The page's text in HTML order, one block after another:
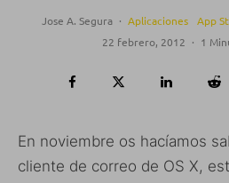
Jose A. Segura · Aplicaciones App
22 febrero, 2012 · 1
En noviembre os hacíamos
cliente de correo de OS X,